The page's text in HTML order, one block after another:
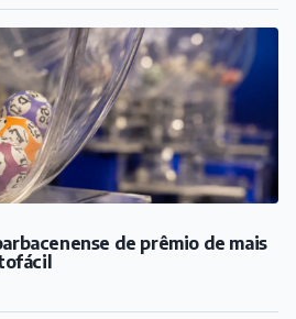
dos Andradas em palco de
Barbacena